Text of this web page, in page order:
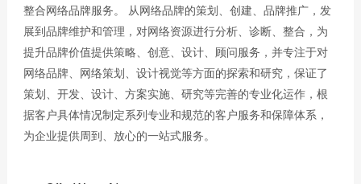
整合网络品牌服务。 从网络品牌的策划、创建、品牌推广，发
展到品牌维护和管理，对网络资源进行分析、诊断、整合，为
提升品牌价值提供策略、创意、设计、顾问服务，并专注于对
网络品牌、网络策划、设计视觉等方面的探索和研究，保证了
策划、开发、设计、方案实施、研究等完善的专业化运作，根
据客户具体情况制定系列专业和规范的客户服务和保障体系，
为企业提供周到、放心的一站式服务。